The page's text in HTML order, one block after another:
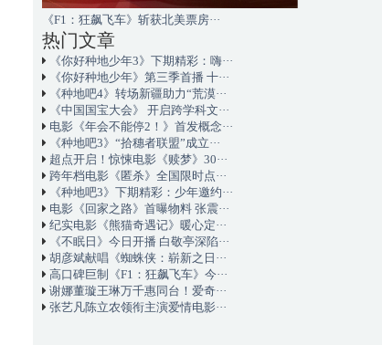
《F1：狂飙飞车》斩获北美票房···
热门文章
《你好种地少年3》下期精彩：嗨···
《你好种地少年》第三季首播 十···
《种地吧4》转场新疆助力“荒漠···
《中国国宝大会》 开启跨学科文···
电影《年会不能停2！》首发概念···
《种地吧3》“拾穗者联盟”成立···
超点开启！惊悚电影《赎梦》30···
跨年档电影《匿杀》全国限时点···
《种地吧3》下期精彩：少年邀约···
电影《回家之路》首曝物料 张震···
纪实电影《熊猫奇遇记》暖心定···
《不眠日》今日开播 白敬亭深陷···
胡彦斌献唱《蜘蛛侠：崭新之日···
高口碑巨制《F1：狂飙飞车》今···
谢娜董璇王琳万千惠同台！爱奇···
张艺凡陈立农领衔主演爱情电影···